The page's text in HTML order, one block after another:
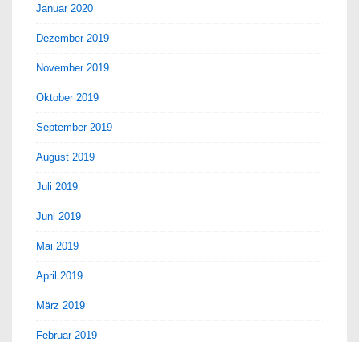
Januar 2020
Dezember 2019
November 2019
Oktober 2019
September 2019
August 2019
Juli 2019
Juni 2019
Mai 2019
April 2019
März 2019
Februar 2019